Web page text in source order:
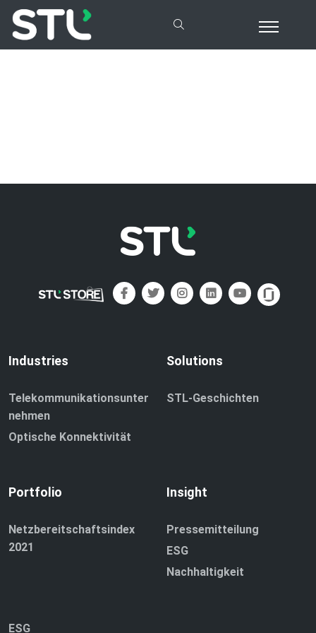
Industries
Telekommunikationsunter
nehmen
Optische Konnektivität
Solutions
STL-Geschichten
Portfolio
Netzbereitschaftsindex
2021
Insight
Pressemitteilung
ESG
Nachhaltigkeit
ESG